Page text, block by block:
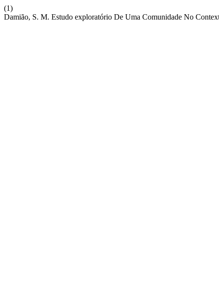
(1)
Damião, S. M. Estudo exploratório De Uma Comunidade No